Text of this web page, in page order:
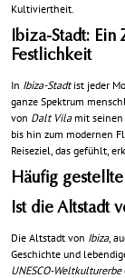
Kultiviertheit.
Ibiza-Stadt: Ein
Festlichkeit
In Ibiza-Stadt ist jeder
ganze Spektrum
von Dalt Vila mit seinen
bis hin zum modernen
Reiseziel, das gefühlt,
Häufig
Ist die Altstadt
Die Altstadt von Ibiza,
Geschichte und
UNESCO-Weltkulturerbe